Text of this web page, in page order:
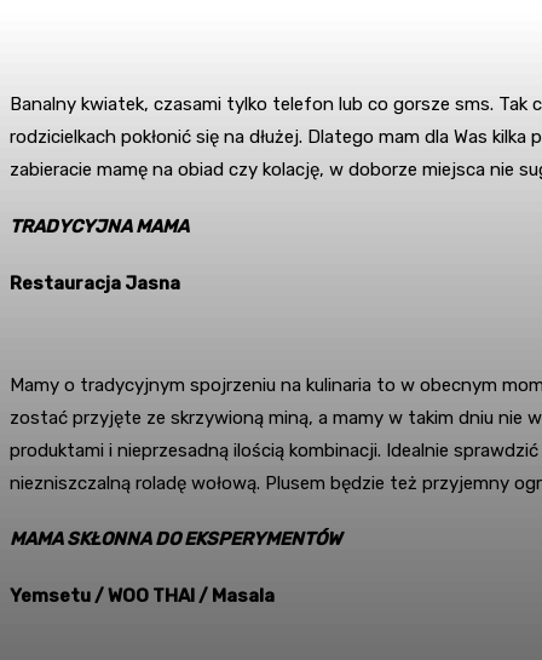
Banalny kwiatek, czasami tylko telefon lub co gorsze sms.
rodzicielkach pokłonić się na dłużej. Dlatego mam dla Was
zabieracie mamę na obiad czy kolację, w doborze miejsca nie
TRADYCYJNA MAMA
Restauracja Jasna
Mamy o tradycyjnym spojrzeniu na kulinaria to w obecnym
zostać przyjęte ze skrzywioną miną, a mamy w takim dniu nie
produktami i nieprzesadną ilością kombinacji. Idealnie
niezniszczalną roladę wołową. Plusem będzie też przyjemny
MAMA SKŁONNA DO EKSPERYMENTÓW
Yemsetu / WOO THAI / Masala